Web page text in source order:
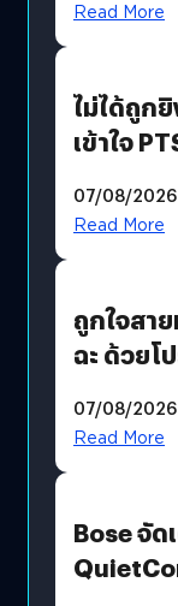
Read More
ไม่ได้ถูก
เข้าใจ
07/08/2026
Read More
ถูกใจสา
ฉะ ด้วยโ
มีภาษาไท
07/08/2026
Read More
Bose จัด